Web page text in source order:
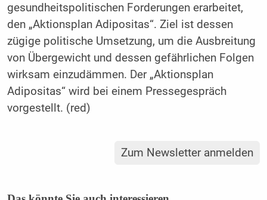
gesundheitspolitischen Forderungen erarbeitet,
den „Aktionsplan Adipositas“. Ziel ist dessen
zügige politische Umsetzung, um die Ausbreitung
von Übergewicht und dessen gefährlichen Folgen
wirksam einzudämmen. Der „Aktionsplan
Adipositas“ wird bei einem Pressegespräch
vorgestellt. (red)
Zum Newsletter anmelden